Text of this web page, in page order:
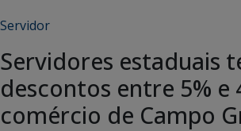
Servidor
Servidores estaduais
descontos entre 5% e
comércio de Campo